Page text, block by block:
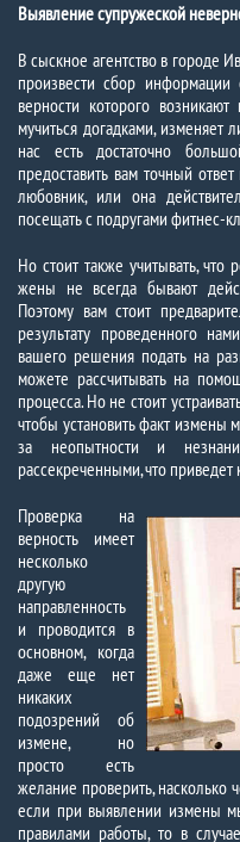
Выявление супружеской
В сыскное агентство в городе
произвести сбор
верности которого
мучиться догадками, изменяет
нас есть достаточно
предоставить вам точный
любовник, или она
посещать с подругами фитнес-
Но стоит также учитывать,
жены не всегда бывают
Поэтому вам стоит
результату проведенного
вашего решения подать на
можете рассчитывать на
процесса. Но не стоит
чтобы установить факт
за неопытности и
рассекреченными, что
Проверка на
верность имеет
несколько
другую
направленность
и проводится в
основном, когда
даже еще нет
никаких
подозрений об
измене, но
просто есть
желание проверить,
если при выявлении измены
правилами работы, то в